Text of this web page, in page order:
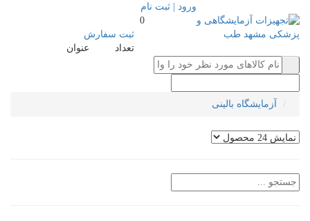
ورود | ثبت نام
0
ثبت سفارش
تعداد
عنوان
آزمایشگاه بالینی